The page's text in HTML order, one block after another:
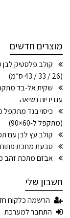
מוצרים חדשים
(26 / 33 / 43 ס״מ)
עם ידיות נשיאה
(מתקפל ל-60×90)
קולב עץ לבן עם
טבעת מתכת
אבזם מתכת זהב
חשבון שלי
הרשמה כלקוח
התחבר למערכת